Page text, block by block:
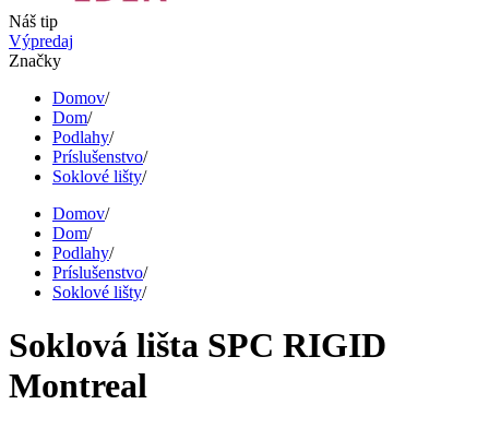
Náš tip
Výpredaj
Značky
Domov/
Dom/
Podlahy/
Príslušenstvo/
Soklové lišty/
Domov/
Dom/
Podlahy/
Príslušenstvo/
Soklové lišty/
Soklová lišta SPC RIGID
Montreal